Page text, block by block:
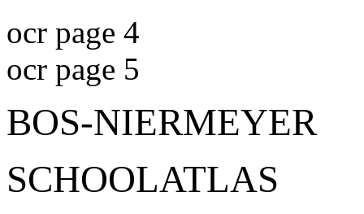
ocr page 4
ocr page 5
BOS-NIERMEYER
SCHOOLATLAS